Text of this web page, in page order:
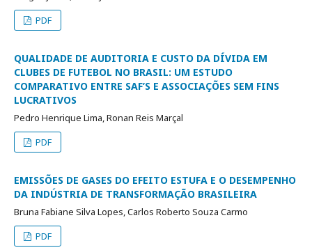
PDF
QUALIDADE DE AUDITORIA E CUSTO DA DÍVIDA EM
CLUBES DE FUTEBOL NO BRASIL: UM ESTUDO
COMPARATIVO ENTRE SAF’S E ASSOCIAÇÕES SEM FINS
LUCRATIVOS
Pedro Henrique Lima, Ronan Reis Marçal
PDF
EMISSÕES DE GASES DO EFEITO ESTUFA E O DESEMPENHO
DA INDÚSTRIA DE TRANSFORMAÇÃO BRASILEIRA
Bruna Fabiane Silva Lopes, Carlos Roberto Souza Carmo
PDF